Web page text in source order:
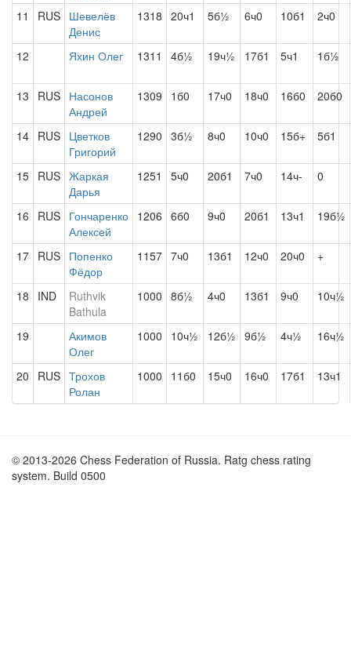
11 RUS Шевелёв
Денис
1318 20ч1 5б½ 6ч0 10б1 2ч0
12 Яхин Олег 1311 4б½ 19ч½ 17б1 5ч1 1б½
13 RUS Насонов
Андрей
1309 1б0 17ч0 18ч0 16б0 20б0
14 RUS Цветков
Григорий
1290 3б½ 8ч0 10ч0 15б+ 5б1
15 RUS Жаркая
Дарья
1251 5ч0 20б1 7ч0 14ч- 0
16 RUS Гончаренко
Алексей
1206 6б0 9ч0 20б1 13ч1 19б½
17 RUS Попенко
Фёдор
1157 7ч0 13б1 12ч0 20ч0 +
18 IND
Ruthvik
Bathula
1000 8б½ 4ч0 13б1 9ч0 10ч½
19
Акимов
Олег
1000 10ч½ 12б½ 9б½ 4ч½ 16ч½
20 RUS Трохов
Ролан
1000 11б0 15ч0 16ч0 17б1 13ч1
© 2013-2026 Chess Federation of Russia. Ratg chess rating
system. Build 0500